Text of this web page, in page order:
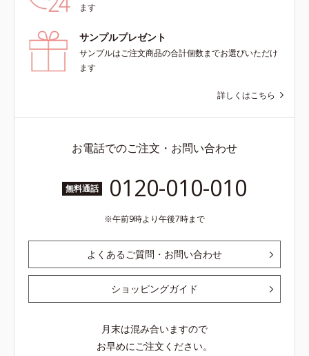
ます
サンプルプレゼント
サンプルはご注文商品の合計個数までお選びいただけ
ます
詳しくはこちら
お電話でのご注文・お問い合わせ
無料通話 0120-010-010
午前9時より午後7時まで
よくあるご質問・お問い合わせ
ショッピングガイド
月末は混み合いますので
お早めにご注文ください。